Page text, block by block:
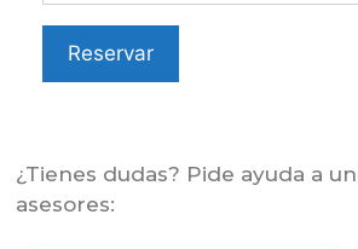
Reservar
¿Tienes dudas? Pide ayuda a
asesores: